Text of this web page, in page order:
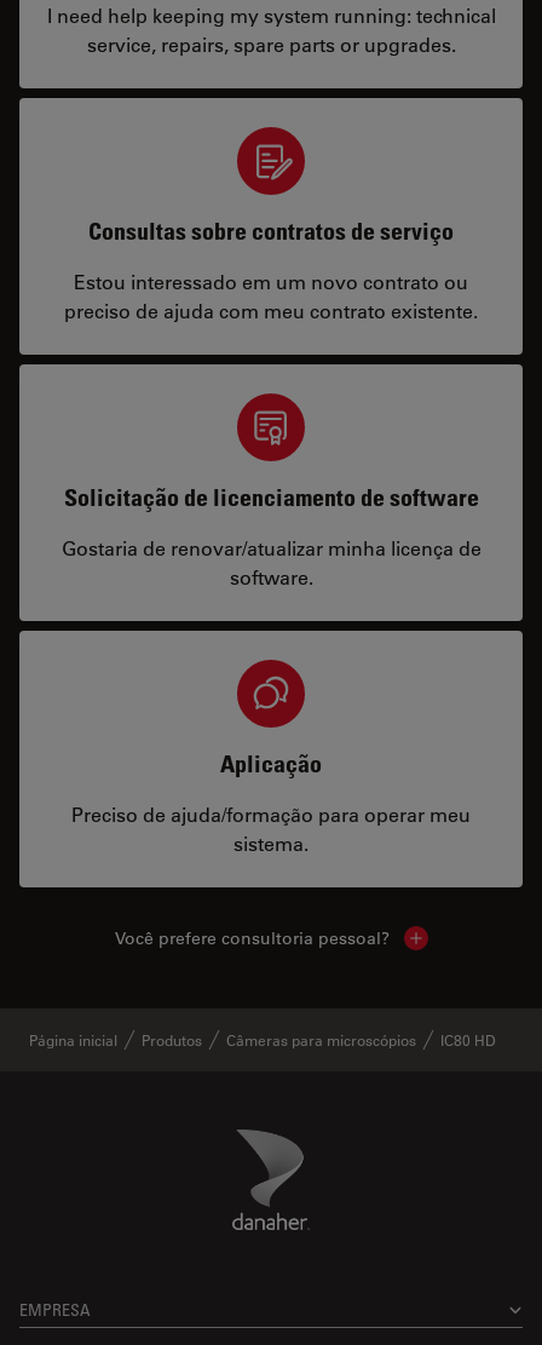
I need help keeping my system running: technical
service, repairs, spare parts or upgrades.
Consultas sobre contratos de serviço
Estou interessado em um novo contrato ou
preciso de ajuda com meu contrato existente.
Solicitação de licenciamento de software
Gostaria de renovar/atualizar minha licença de
software.
Aplicação
Preciso de ajuda/formação para operar meu
sistema.
Você prefere consultoria pessoal? Show local
Página inicial Produtos Câmeras para microscópios IC80 HD
Danaher Logo
EMPRESA